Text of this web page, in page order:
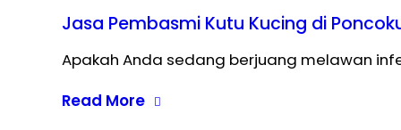
Jasa Pembasmi Kutu Kucing di
Apakah Anda sedang berjuang melawan
Read More